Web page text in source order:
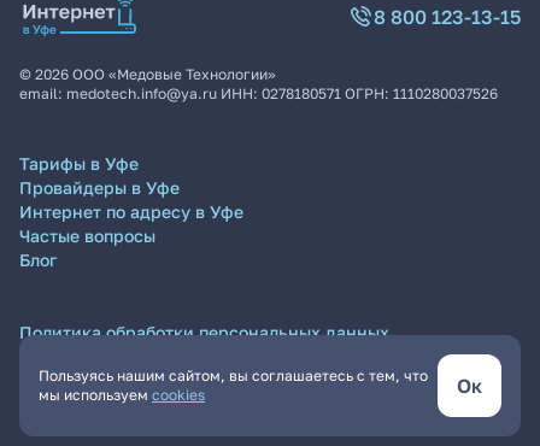
Пользуясь нашим сайтом, вы соглашаетесь с тем, что
мы используем cookies Ок
8 800 123-13-15
© 2026 ООО «Медовые Технологии»
email: medotech.info@ya.ru ИНН: 0278180571 ОГРН: 1110280037526
Тарифы в Уфе
Провайдеры в Уфе
Интернет по адресу в Уфе
Частые вопросы
Блог
Политика обработки персональных данных
Пользовательское соглашение